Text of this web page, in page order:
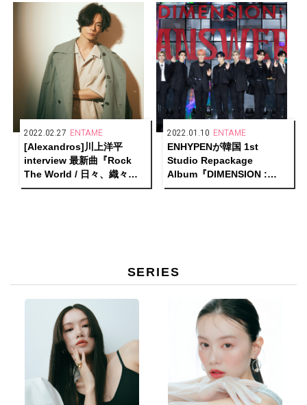
定！
2022.02.27 ENTAME
[Alexandros]川上洋平
interview 最新曲『Rock
The World / 日々、織々』
に込めた想いとロックバン
2022.01.10 ENTAME
ENHYPENが韓国 1st
Studio Repackage
Album『DIMENSION :
ANSWER』リリース！
SERIES